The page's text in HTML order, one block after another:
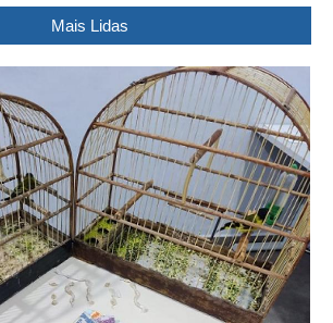
Mais Lidas